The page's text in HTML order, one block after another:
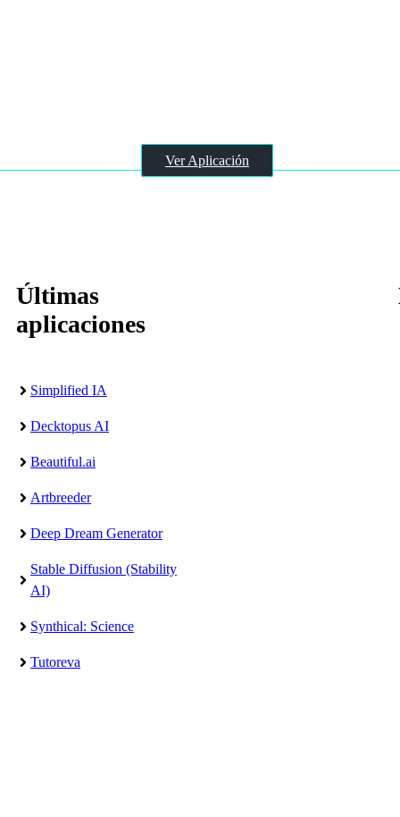
Ver Aplicación
Últimas
aplicaciones
Simplified IA
Decktopus AI
Beautiful.ai
Artbreeder
Deep Dream Generator
Stable Diffusion (Stability
AI)
Synthical: Science
Tutoreva